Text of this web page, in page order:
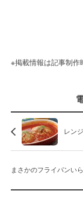
※掲載情報は記事制作
レン
まさかのフライパンい